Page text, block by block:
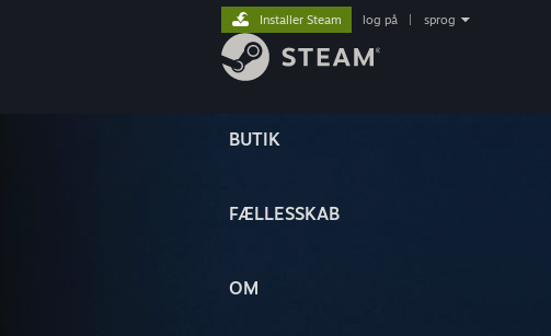
BUTIK
FÆLLESSKAB
OM
Installer Steam log på sprog